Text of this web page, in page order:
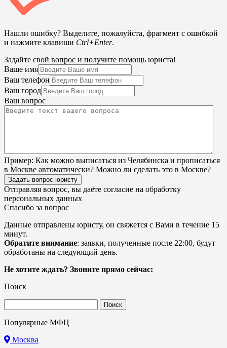
Нашли ошибку? Выделите, пожалуйста, фрагмент с ошибкой
и нажмите клавиши Ctrl+Enter.
Задайте свой вопрос и получите помощь юриста!
Ваше имя
Ваш телефон
Ваш город
Ваш вопрос
Пример: Как можно выписаться из Челябинска и прописаться
в Москве автоматически? Можно ли сделать это в Москве?
Задать вопрос юристу
Отправляя вопрос, вы даёте согласие на обработку
персональных данных
Спасибо за вопрос
Данные отправлены юристу, он свяжется с Вами в течение 15
минут.
Обратите внимание: заявки, полученные после 22:00, будут
обработаны на следующий день.
Не хотите ждать? Звоните прямо сейчас:
Поиск
Популярные МФЦ
Москва